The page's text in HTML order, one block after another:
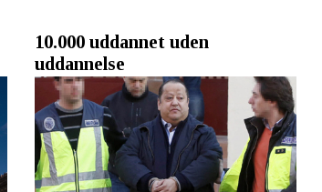
10.000 uddannet uden
uddannelse